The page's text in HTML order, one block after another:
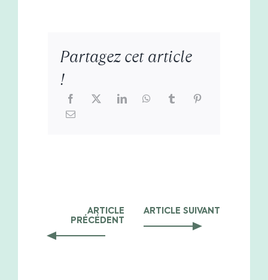
Partagez cet article
!
ARTICLE
PRÉCÉDENT
ARTICLE SUIVANT